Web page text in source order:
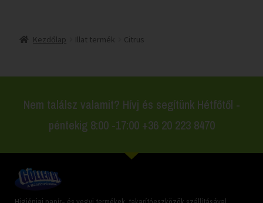
Kezdőlap Illat termék Citrus
Nem találsz valamit? Hívj és segítünk Hétfőtől -
péntekig 8:00 -17:00 +36 20 223 8470